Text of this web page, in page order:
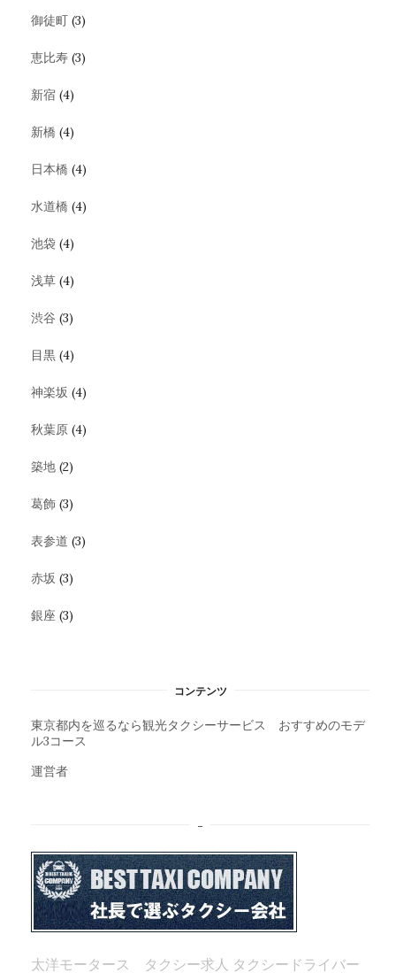
御徒町 (3)
恵比寿 (3)
新宿 (4)
新橋 (4)
日本橋 (4)
水道橋 (4)
池袋 (4)
浅草 (4)
渋谷 (3)
目黒 (4)
神楽坂 (4)
秋葉原 (4)
築地 (2)
葛飾 (3)
表参道 (3)
赤坂 (3)
銀座 (3)
コンテンツ
東京都内を巡るなら観光タクシーサービス おすすめのモデ
ル3コース
運営者
–
太洋モータース タクシー求人 タクシードライバー